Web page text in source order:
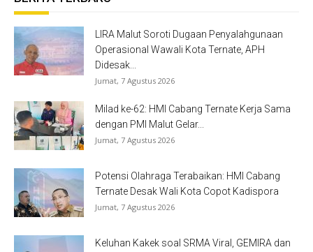
LIRA Malut Soroti Dugaan Penyalahgunaan
Operasional Wawali Kota Ternate, APH
Didesak...
Jumat, 7 Agustus 2026
Milad ke-62: HMI Cabang Ternate Kerja Sama
dengan PMI Malut Gelar...
Jumat, 7 Agustus 2026
Potensi Olahraga Terabaikan: HMI Cabang
Ternate Desak Wali Kota Copot Kadispora
Jumat, 7 Agustus 2026
Keluhan Kakek soal SRMA Viral, GEMIRA dan